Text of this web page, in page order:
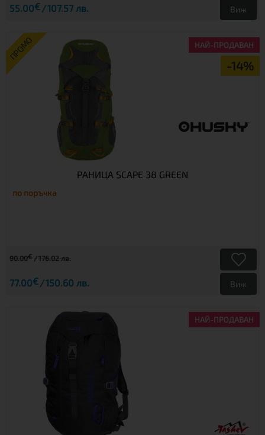
55.00€ 107.57 лв. Виж
ПРОМО
-14%
НАЙ-ПРОДАВАН
РАНИЦА SCAPE 38 GREEN
по поръчка
90.00€ 176.02 лв.
77.00€ 150.60 лв. Виж
НАЙ-ПРОДАВАН